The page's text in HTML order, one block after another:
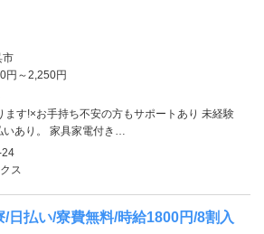
市
円～2,250円
ます!×お手持ち不安の方もサポートあり 未経験
あり。 家具家電付き…
ス
日払い/寮費無料/時給1800円/8割入